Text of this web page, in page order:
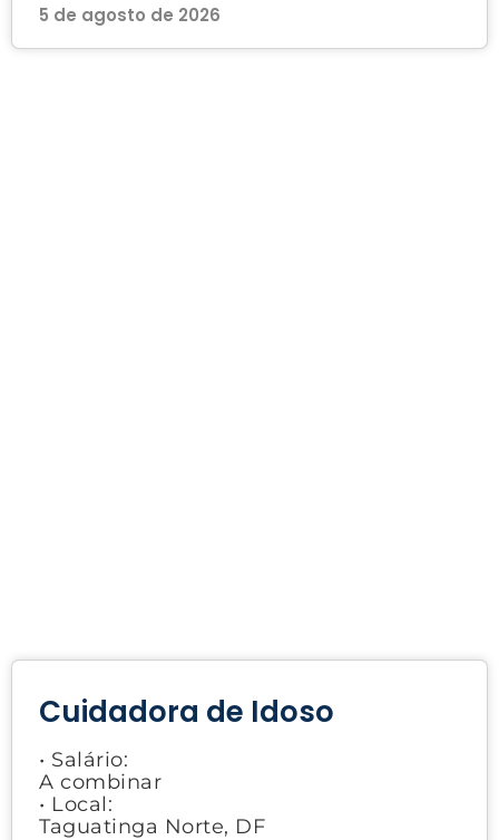
5 de agosto de 2026
Cuidadora de Idoso
• Salário:
A combinar
• Local:
Taguatinga Norte, DF